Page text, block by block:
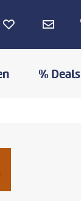
% Deals